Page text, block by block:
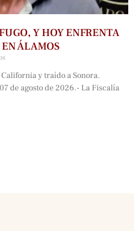
Y HOY ENFRENTA
ÁLAMOS
y traído a Sonora.
de agosto de 2026.- La Fiscalía